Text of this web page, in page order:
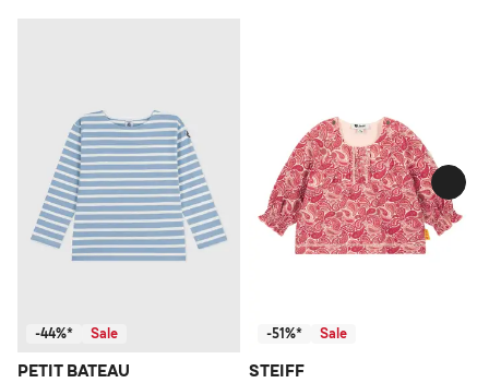
-44%* Sale
PETIT BATEAU
-51%* Sale
STEIFF